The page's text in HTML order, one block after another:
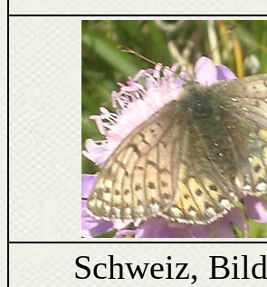
Schweiz, Bild